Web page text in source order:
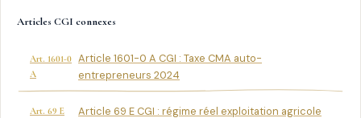
Articles CGI connexes
Art. 1601-0
A
Article 1601-0 A CGI : Taxe CMA auto-
entrepreneurs 2024
Art. 69 E Article 69 E CGI : régime réel exploitation agricole